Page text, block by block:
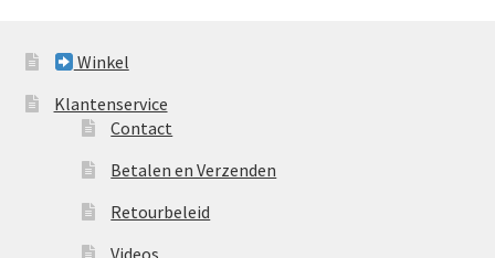
Winkel
Klantenservice
Contact
Betalen en Verzenden
Retourbeleid